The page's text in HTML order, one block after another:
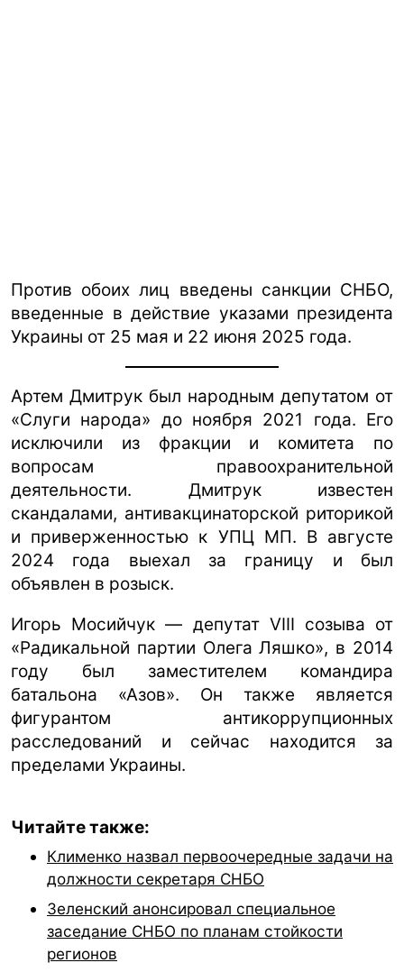
Против обоих лиц введены санкции СНБО,
введенные в действие указами президента
Украины от 25 мая и 22 июня 2025 года.
Артем Дмитрук был народным депутатом от
«Слуги народа» до ноября 2021 года. Его
исключили из фракции и комитета по
вопросам правоохранительной
деятельности. Дмитрук известен
скандалами, антивакцинаторской риторикой
и приверженностью к УПЦ МП. В августе
2024 года выехал за границу и был
объявлен в розыск.
Игорь Мосийчук — депутат VIII созыва от
«Радикальной партии Олега Ляшко», в 2014
году был заместителем командира
батальона «Азов». Он также является
фигурантом антикоррупционных
расследований и сейчас находится за
пределами Украины.
Читайте также:
Клименко назвал первоочередные задачи на
должности секретаря СНБО
Зеленский анонсировал специальное
заседание СНБО по планам стойкости
регионов